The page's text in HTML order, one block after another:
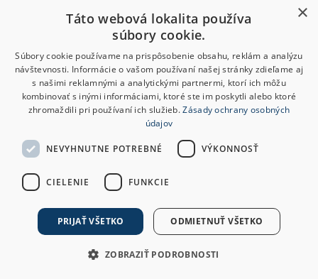
×
Táto webová lokalita používa
súbory cookie.
Súbory cookie používame na prispôsobenie obsahu, reklám a analýzu
návštevnosti. Informácie o vašom používaní našej stránky zdieľame aj
s našimi reklamnými a analytickými partnermi, ktorí ich môžu
kombinovať s inými informáciami, ktoré ste im poskytli alebo ktoré
zhromaždili pri používaní ich služieb.Zásady ochrany osobných
údajov
NEVYHNUTNE POTREBNÉ VÝKONNOSŤ
CIELENIE FUNKCIE
PRIJAŤ VŠETKO ODMIETNUŤ VŠETKO
ZOBRAZIŤ PODROBNOSTI